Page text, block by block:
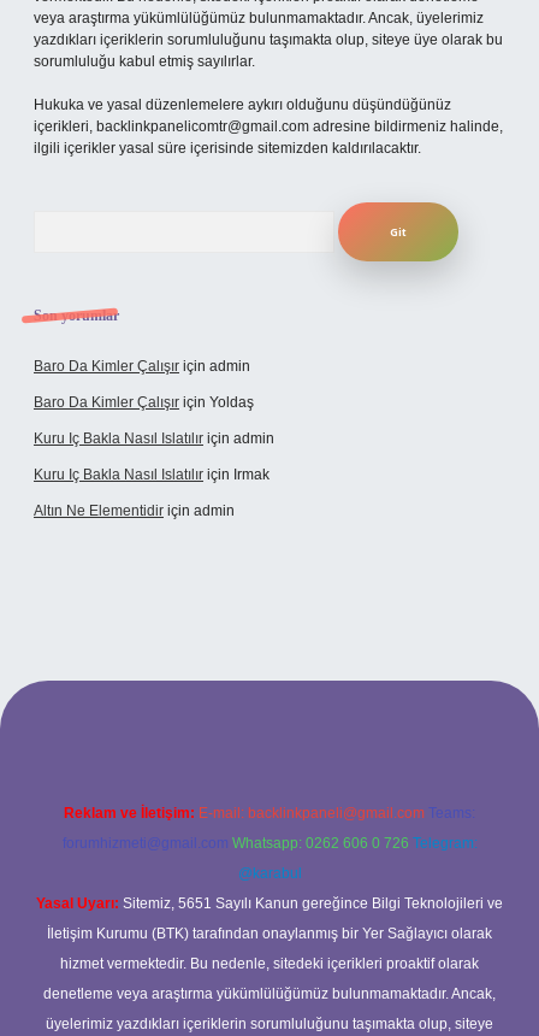
veya araştırma yükümlülüğümüz bulunmamaktadır. Ancak, üyelerimiz
yazdıkları içeriklerin sorumluluğunu taşımakta olup, siteye üye olarak bu
sorumluluğu kabul etmiş sayılırlar.
Hukuka ve yasal düzenlemelere aykırı olduğunu düşündüğünüz
içerikleri, backlinkpanelicomtr@gmail.com adresine bildirmeniz halinde,
ilgili içerikler yasal süre içerisinde sitemizden kaldırılacaktır.
Son yorumlar
Baro Da Kimler Çalışır için admin
Baro Da Kimler Çalışır için Yoldaş
Kuru Iç Bakla Nasıl Islatılır için admin
Kuru Iç Bakla Nasıl Islatılır için Irmak
Altın Ne Elementidir için admin
Reklam ve İletişim: E-mail: backlinkpaneli@gmail.com Teams:
forumhizmeti@gmail.com Whatsapp: 0262 606 0 726 Telegram:
@karabul
Yasal Uyarı: Sitemiz, 5651 Sayılı Kanun gereğince Bilgi Teknolojileri ve
İletişim Kurumu (BTK) tarafından onaylanmış bir Yer Sağlayıcı olarak
hizmet vermektedir. Bu nedenle, sitedeki içerikleri proaktif olarak
denetleme veya araştırma yükümlülüğümüz bulunmamaktadır. Ancak,
üyelerimiz yazdıkları içeriklerin sorumluluğunu taşımakta olup, siteye